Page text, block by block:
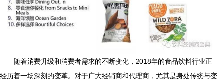
随着消费升级和消费者需求的不断变化，2018年的食品饮料行业正
经历着一场深刻的变革。对于广大经销商和代理商，尤其是身处传统与变